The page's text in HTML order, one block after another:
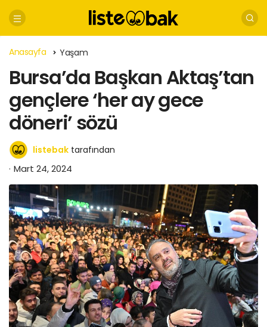
Anasayfa Yaşam
Bursa’da Başkan Aktaş’tan
gençlere ‘her ay gece
döneri’ sözü
listebak tarafından
Mart 24, 2024